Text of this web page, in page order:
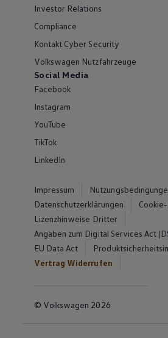
Investor Relations
Compliance
Kontakt Cyber Security
Volkswagen Nutzfahrzeuge
Social Media
Facebook
Instagram
YouTube
TikTok
LinkedIn
Impressum
Datenschutzerklärungen
Lizenzhinweise Dritter
Angaben zum Digital Services Act
EU Data Act
Vertrag Widerrufen
© Volkswagen 2026